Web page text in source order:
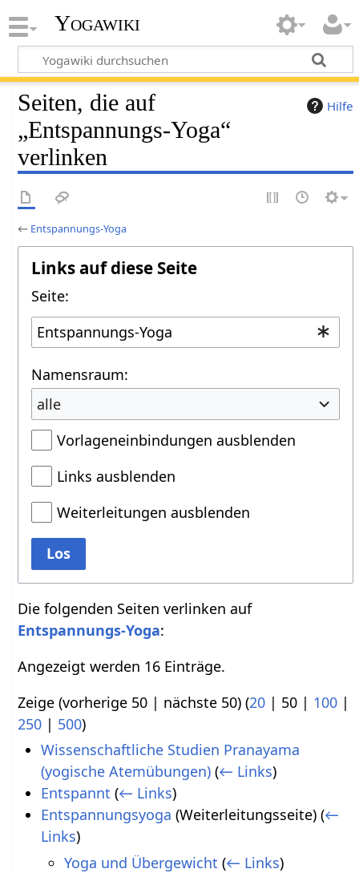
Yogawiki
Hilfe
Seiten, die auf
„Entspannungs-Yoga“
verlinken
← Entspannungs-Yoga
Links auf diese Seite
Seite:
Namensraum:
alle
Vorlageneinbindungen ausblenden
Links ausblenden
Weiterleitungen ausblenden
Los
Die folgenden Seiten verlinken auf
Entspannungs-Yoga:
Angezeigt werden 16 Einträge.
Zeige (vorherige 50 | nächste 50) (20 | 50 | 100 |
250 | 500)
Wissenschaftliche Studien Pranayama
(yogische Atemübungen) (← Links)
Entspannt (← Links)
Entspannungsyoga (Weiterleitungsseite) (←
Links)
Yoga und Übergewicht (← Links)